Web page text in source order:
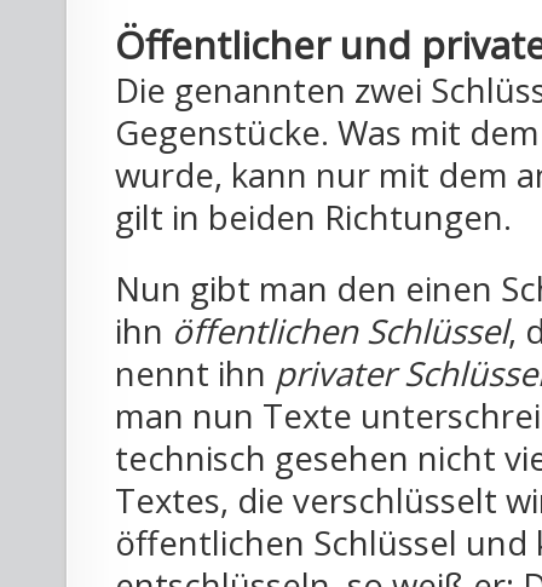
Öffentlicher und
Die genannten zwei
Gegenstücke. Was mit
wurde, kann nur mit dem
gilt in beiden Richtungen.
Nun gibt man den einen
ihn öffentlichen Schlüssel,
nennt ihn privater
man nun Texte
technisch gesehen nicht
Textes, die verschlüsselt
öffentlichen Schlüssel